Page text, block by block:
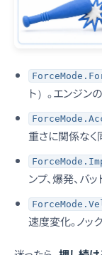
ト）。エンジン
重さに関係なく
ンプ、爆発、バ
速度変化。ノッ